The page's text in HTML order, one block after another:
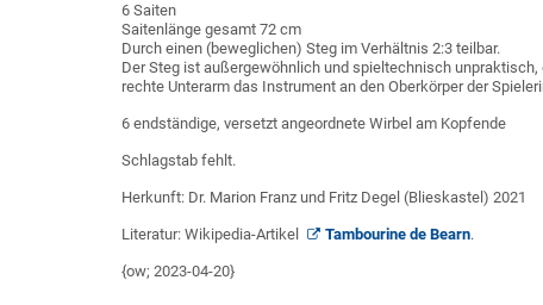
6 Saiten
Saitenlänge gesamt 72 cm
Durch einen (beweglichen) Steg im Verhältnis 2:3 teilbar.
Der Steg ist außergewöhnlich und spieltechnisch
rechte Unterarm das Instrument an den Oberkörper der
6 endständige, versetzt angeordnete Wirbel am Kopfende
Schlagstab fehlt.
Herkunft: Dr. Marion Franz und Fritz Degel (Blieskastel) 2021
Literatur: Wikipedia-Artikel Tambourine de Bearn.
{ow; 2023-04-20}